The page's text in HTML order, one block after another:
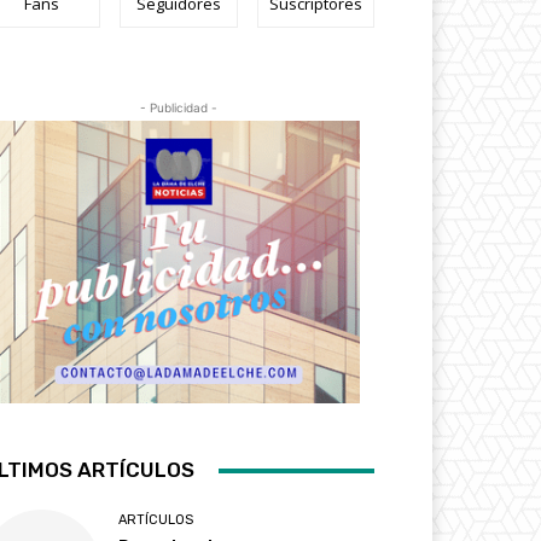
- Publicidad -
ARTÍCULOS
ARTÍCULOS